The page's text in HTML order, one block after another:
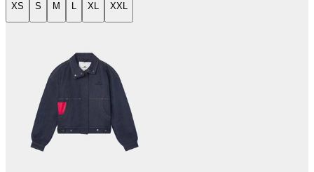
XS S M L XL XXL